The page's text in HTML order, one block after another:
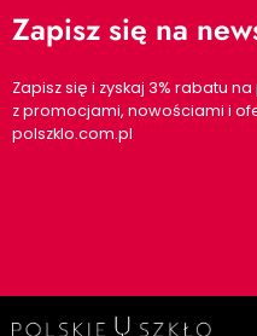
Zapisz się na
Zapisz się i zyskaj 3% rabatu
z promocjami, nowościami i
polszklo.com.pl